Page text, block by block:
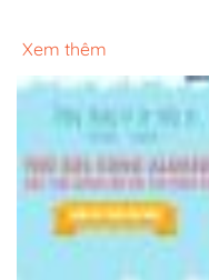
Xem thêm